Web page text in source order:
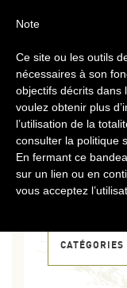
CATÉGORIES
Note
Ce site ou les outils
nécessaires à son
objectifs décrits dans
voulez obtenir plus
l’utilisation de la
consulter la politique
En fermant ce
sur un lien ou en
vous acceptez